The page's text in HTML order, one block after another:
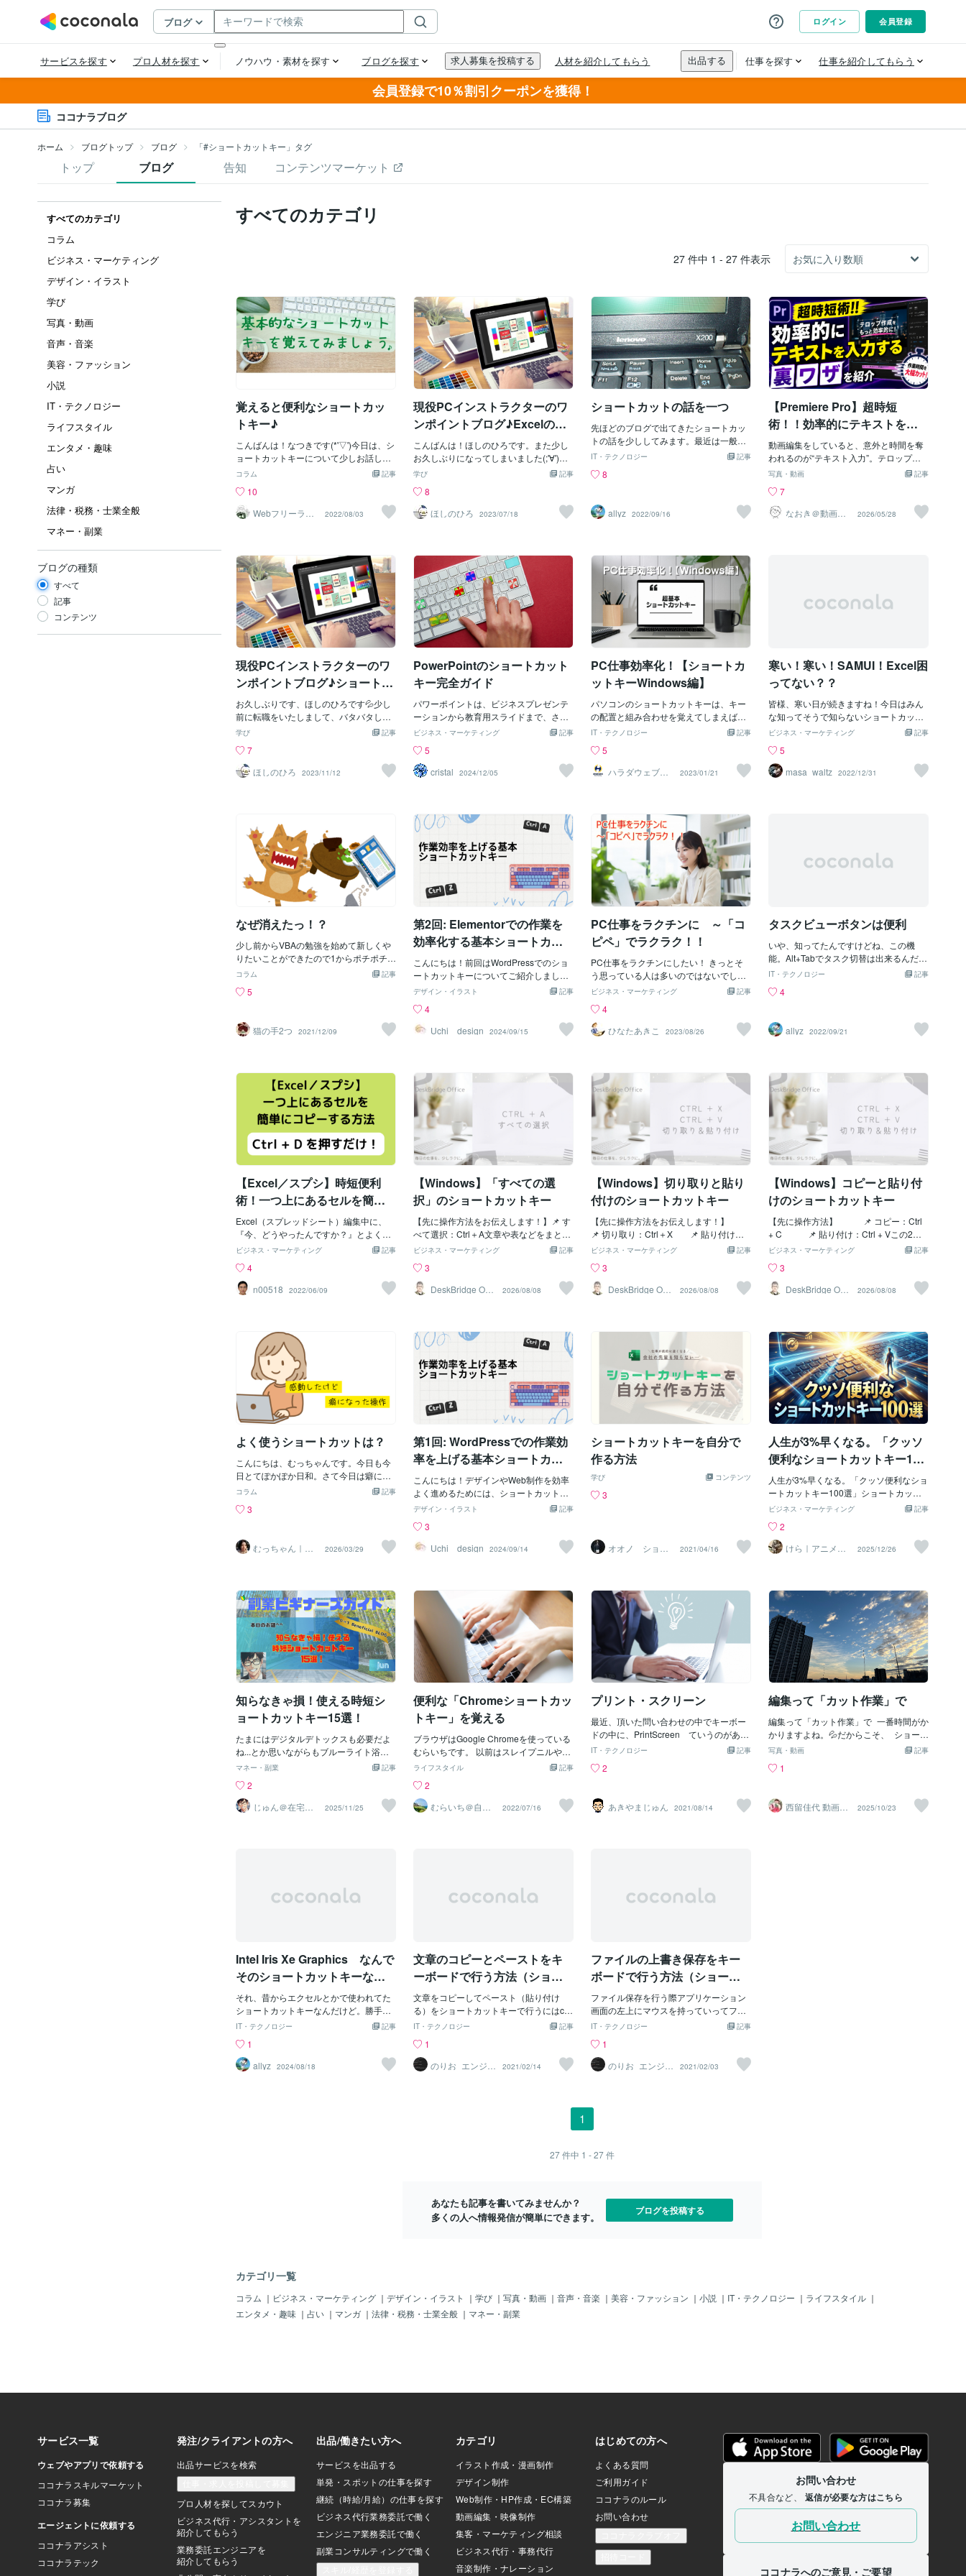
会員登録で10％割引クーポンを獲得！
ココナラブログ
ホーム ブログトップ ブログ 「#ショートカットキー」タグ
トップ ブログ 告知 コンテンツマーケット
すべてのカテゴリ
コラム
ビジネス・マーケティング
デザイン・イラスト
学び
写真・動画
音声・音楽
美容・ファッション
小説
IT・テクノロジー
ライフスタイル
エンタメ・趣味
占い
マンガ
法律・税務・士業全般
マネー・副業
ブログの種類
すべて
記事
コンテンツ
すべてのカテゴリ
27 件中 1 - 27 件表示
覚えると便利なショートカッ
トキー♪
こんばんは！なつきです(*'▽')今日は、シ
ョートカットキーについて少しお話しさ
せてください♪ショートカットキーと言
らっしゃると思います。ショートカット
キーを簡単に説明すると、”キーボード上
にあるボタンを複数組み合わせて入力す
りたくさん種類があるので、私が実際に
よく使用しているものを集めました♪※Ctr
lキーは、だいたいキーボードの左下あた
りにあるかと思います！Windowsユーザ
ー）コピー：Ctrlキー+C貼り付け：Ctrl+
V切り取り：Ctrl+Ｘ1個前の操作に戻りた
い：Ctrl+Ｚ上書き保存：Ctrl+Ｓ印刷：Ct
rl+Ｐ※Macユーザーの方は、CtrlをCmdキ
ーへ置き換えてみてください。この辺り
は、よく使う基本的なショートカットキ
ーですね☆あなたも覚えて実際に使って
みてください♪仕事の効率があがります
よ(*'▽')
記事
コラム
10
Webフリーラン
スママ｡oＯo｡な
2022/08/03
現役PCインストラクターのワ
ンポイントブログ♪Excelの罫
線をショートカットキーで簡
単に
こんばんは！ほしのひろです。また少し
お久しぶりになってしまいました(;'∀')暑
すぎて、少し熱中症気味になっておりま
ださいね。今回は、Excelで簡単に罫線を
引く方法について。Excelで罫線を引くと
きは、「ホーム」タブから「罫線」ボタ
くのもショートカットキーで簡単に出来
るんです。「ショートカットキー」と
は、通常なら上記のように手順を踏んで
設定する操作を、マウスを使わずにいく
つかのキーを押すだけで出来てしまうと
いうもの。Office系のソフトには多くのシ
ョートカットキーがありますが、その中
でもExcelには仕事で使えるショートカッ
トキーが多いのです。例えば、このよう
な表に外枠の罫線を引きます。罫線を引
きたい個所を選択します。そして、Altキ
ー → H → B → S のキーを順
番に押すと・・・。外枠の罫線を引くこ
とが出来ました。格子の罫線を引くとき
→ H → B → A のキーを順番に
押します。太枠の罫線を引くときは、Alt
キー → H → B → T のキーを
択し、ctrlキー＋shiftキー＋「_（アンダ
ーバー）」のキーを同時に押すと削除で
きますよ。その他、罫線のダイアログボ
ックスを表示したいときは、Altキー →
H → B → M のキーを順番に押
すと表示されます。Excelの罫線を引く作
業は小さな表ならまだ楽ですが、大きな
表になってくるとそれなりに手間
記事
学び
8
ほしのひろ
2023/07/18
ショートカットの話を一つ
先ほどのブログで出てきたショートカッ
トの話を少ししてみます。最近は一般的
なのか廃れてしまったのか分かりません
p、PageDownのかたまりはショートカ
はInsert、Deleteの方は使わないし意味を
覚えていないのでこの2つは飛ばしますが
・・・ 画面のボトムに移動Ctrl+PageU
p ・・・タブの順方向移動Ctrl+PageDow
n ・・・タブの逆方向移動で使えます。
これらはだいたいどんなアプリでも意味
を持ってて使えます。例えばタブのある
ブラウザ。タブを一杯開いているとこの
下2つのショートカットでタブの行き来が
出来ます。エクセルでシートが複数枚あ
るものでも上記のタブと同様にシートの
行き来が出来ます。ようするに「タブ」
のような見た目にはほぼ使えるかと思い
ます。（たまに設定のタブみたいなのは
動かないのでその場合はCtrl+Tabで）ま
た上2つのショートカットは文字通りトッ
プとボトムに行く事が出来ます。ブラウ
ザなどはページのトップとボトムに。エ
クセルシートの場合は特殊でトップはA1
セルですがボトムは入力した一番右下に
記事
IT・テクノロジー
8
allyz 2022/09/16
【Premiere Pro】超時短
術！！効率的にテキストを入
力する裏ワザを紹介！
動画編集をしていると、意外と時間を奪
われるのが“テキスト入力”。テロップを1
つずつ打ち込んで、フォントを変えて、
作業、積み重なるとかなりの時間になり
ます。特にリール動画やTikTok、YouTub
eショートのような短尺動画では、「テキ
フォントやサイズを設定していません
か？実はPremiere Proでは、一度作った
フィックス」を開く4.スタイルを作成こ
れだけで、次回以降ワンクリックで同じ
デザインを使えます。特にショート動画
を量産する人は、この機能だけでもかな
り時短になります。コピペより“Altドラッ
グ”が速い同じデザインのテキストを複製
ていませんか？実は、Windows → AltMa
c → Optionを押しながらドラッグする
と、一瞬で複製できます。地味ですが、
できるため、わざわざ画面上のテキスト
を選択し直す必要がありません。大量の
記事
写真・動画
7
なおき＠動画編
集
2026/05/28
現役PCインストラクターのワ
ンポイントブログ♪ショートカ
ットキーはせめてこの５つを
覚えよう
お久しぶりです、ほしのひろです💦少し
前に転職をいたしまして、バタバタして
おりました！少し落ち着いてきたので、
もあるので、今回は仕事に役立つお話に
します。仕事でパソコンを使う上で大事
なのが、効率よく、しかも正確にこなす
開く」ボタンをクリックしたり「コピ
ー」ボタンをクリックしたりとマウスを
使った操作が多いのですが、それをキー
ボードの決まったキーを押すことで素早
く操作できるというもの。「ショートカ
ット」とは英語で「近道」という意味が
あり、「目的の操作を少しでも早く行え
る」ということですね。ショートカット
トキーに慣れていない初心者の方はこの5
つを覚えていただくと良いと思いま
す。・Ctrlキー＋Sキー → 上書き保
存・Ctrlキー＋Cキー → コピー・Ctrl
＋Pキー → 印刷わざわざマウスに持
ち替えて、ボタンの位置を探しながらク
が何よりのメリット。どれもよく使う機
能ばかりなので、まずはこの5つから覚え
て、徐々に色んなショートカットキーを
覚えると良いと思いますよ♪それでは、
今日も最後まで読んでいただき有難うご
ざいました！
記事
学び
7
ほしのひろ
2023/11/12
PowerPointのショートカット
キー完全ガイド
パワーポイントは、ビジネスプレゼンテ
ーションから教育用スライドまで、さま
ざまな場面で利用されています。作業を
トキーを使いこなすことが非常に重要で
す。この記事では、パワーポイントの便
利なショートカットキーを紹介します。
い。パワーポイントの基本操作ショート
カット スライド操作ショートカット テキ
スト編集ショートカット 図形とオブジェ
クト操作ショートカット スライドショー
中のショートカット 終わりにパワーポイ
ントのショートカットキーを覚えること
で、作業効率が大幅に向上します。ぜ
ひ、この記事を参考にして日常の業務に
役立ててください。また、新しいショー
トカットキーを覚える際には、一度に全
てを覚えるのではなく、少しずつ慣れて
いくのがおすすめです。パワーポイント
をより効果的に活用しましょう！
記事
ビジネス・マーケティング
5
cristal
2024/12/05
PC仕事効率化！【ショートカ
ットキーWindows編】
パソコンのショートカットキーは、キー
の配置と組み合わせを覚えてしまえば、
マウスを使わずに効率よく業務が出来る
るかどうかは、エクセルやワードなどの
パソコン業務の効率や仕事の速さに直結
します。意識して使うことで「マウス」
【Windows編】としてパソコン業務の効
率化につながる「ショートカットキー」
について、超基本を厳選してご紹介しま
す。 ◆Windows11から追加されたショー
トカットキー ショートカットキーは他に
もたくさんの種類がありますが、今回は
知っていると便利な機能に厳選してご紹
介します。いくつか試していただいて、
お仕事に使えるものから覚えていくのは
いかがでしょうか。【仕事に役立つスキ
ル「タッチタイピング」についてはこち
ら】最後までご覧いただきありがとうご
ざいます。普段のPC業務やお仕事のお役
に立てれば幸いです。
記事
IT・テクノロジー
5
ハラダウェブプ
ランニング
2023/01/21
寒い！寒い！SAMUI！Excel困
ってない？？
皆様、寒い日が続きますね！今日はみん
な知ってそうで知らないショートカット
キー！！Ctrl＋Y知ってますか？Ctrl + Ｚ
と思いますが。Ctrl＋Y はCtrl + Ｚで戻っ
たものを元に戻します。ちなみに元に戻
すのは１００個までできるらしい。。。
記事
ビジネス・マーケティング
5
masa_waltz 2022/12/31
なぜ消えたっ！？
少し前からVBAの勉強を始めて新しくや
りたいことができたので1からポチポチコ
ードを書いていました前に作ったものを
だひたすら2時間弱。そろそろテストでき
場所を見つけて手直し。・・・あれ？ち
ゃうわ。CTRL+Z（やりなおし）×数
しょうけど２時間・・・コツコツ積み上
げてきたものが一瞬でパーです魂抜けそ
うでしたよ・・・一気にモチベーション
下がったのでここで気分転換ですは
ぁ・・・構想は頭にあるからまた地道に
ぽちぽちします（TT)がんばります
記事
コラム
5
猫の手2つ 2021/12/09
第2回: Elementorでの作業を
効率化する基本ショートカッ
トキー
こんにちは！前回はWordPressでのショ
ートカットキーについてご紹介しました
が、今回はElementorでの作業を効率化
をご紹介します。これらを使いこなせ
ば、Elementorでのデザイン作業がさら
ードに瞬時に切り替えます。 作業の切
り替えがスムーズに行えます。 • 保存
Ctrl + S (Windows) / Cmd + S (Mac) 編
集内容を即座に保存できます。 作業内
容が失われる心配がありません。 • プレ
ビュー Ctrl + P (Windows) / Cmd + P (M
ac) 作成したページのプレビューを表
示し、 実際の見え方を確認するのに便
利です。 要素の操作 • 要素の複製 Ctrl
+ D (Windows) / Cmd + D (Mac) 選択し
た要素を簡単に複製できます。 デザイ
ンの繰り返しが簡単に行えます。 • 要素
の削除 Delete または Backspace 不
要な要素をすぐに削除できます。迅速に
位置合わせ Ctrl + A (Windows) / Cmd +
A (Mac) 全ての要素を選択し、位置合
わせを行うことができます。 整然とし
trl + Shift + E (Windows) / Cmd + Shif
記事
デザイン・イラスト
4
Uchi design
2024/09/15
PC仕事をラクチンに ～「コ
ピペ」でラクラク！！
PC仕事をラクチンにしたい！ きっとそ
う思っている人は多いのではないでしょ
うか。 しかし周りを見ていると、せっか
いな～と感じることがよくあります。 今
回は入力作業でよく使う「コピー・ペー
スト」（以下『コピペ』と書きます）に
入力の手間が省けて時間も短縮できるの
で、ぜひ利用してみてください！ ◆右ク
リック不要！～「ショートカットキー」
を使いこなす コピーしたい文字を「右ク
リック―コピー」、貼り付けたい先で
「右クリック―貼り付け」は基本的な動
作です。1日に何度もこの動作をしている
人は多いのではないでしょうか。この作
業は「ショートカットキー」で少し楽に
することができます。 ・コピーしたい文
字を選択したら、キーボードの「Ctrl」と
「C」同時に押します。これだけで「コ
ピー」されます。 ・次に貼り付けたい場
所にカーソルを置き、キーボードの「Ctr
け」できました！ 2つのキーの同時押し
は面倒に感じるかもしれませんが、慣れ
るとかなり楽になります。 コピーする文
ドに手を伸ばしたりせずにキーボードの
中で済ませられるので、コピペが頻繁な
場合は特に便利に感じるでしょう。 ◆
「テキスト」「値」だけ貼り付けて作業
を減らす コピペは楽ですが、元のファイ
ルとコピー先のファイルのフォントや設
定が違う場合、貼り付け先でまたフォン
トやサイズを直す必要があり「結局入力
のほうが早いのでは？」と思う
記事
ビジネス・マーケティング
4
ひなたあきこ
2023/08/26
タスクビューボタンは便利
いや、知ってたんですけどね、この機
能。Alt+Tabでタスク切替は出来るんだけ
どね。この機能が追加されたのは最近だ
でコルタナさんと同じく見えないように
るからええやん、って思ってました。し
かし最近（昔から？）たまにタスクバー
の後ろ）。そんな時タスクビューボタン
で出てきます。ただ、最初に使った時に
気になったのがウィンドウの位置がズレ
たりしないかって事でした。ボタンを押
すと変なアニメーションがあるのでウィ
ンドウが元に戻らないようにならないか
心配でした。（今の所問題なし）思い出
したらボタンを再表示させていきます。
記事
IT・テクノロジー
4
allyz 2022/09/21
【Excel／スプシ】時短便利
術！一つ上にあるセルを簡単
にコピーする方法
Excel（スプレッドシート）編集中に、
『今、どうやったんですか？』とよく聞
かれるショートカットキーを紹介しま
行をコピーして、最下行に新しくデータ
を1行追加するような状況はよくあると思
います。『Ctrl + C → Ctrl + V』 で、普
択している一つ上のセルをコピーする方
法です。類似で、『Ctrl + R』で選択して
いる左隣のセルをコピーする方法もあり
ます。 かなり頻繁に使うので知ってると
便利です！良かったらGood♥ボタンを押
して頂けると嬉しいです！
記事
ビジネス・マーケティング
4
n00518
2022/06/09
【Windows】「すべての選
択」のショートカットキー
【先に操作方法をお伝えします！】📌 す
べて選択：Ctrl＋A文章や表などをまとめ
て選択したいときに使えるショートカッ
か？】WordやExcelを使っていて、「文
章全体をまとめてコピーしたい」「表全
体を別の場所へ移したい」「一つひとつ
が、「すべて選択」です。マウスを使っ
て範囲を選ぶこともできますが、Ctrl＋A
を使えば、文章や表などをまとめて選択
できます。【操作方法】Ctrl + A → すべ
ての選択のキーボード（Word）① 選択
したい文章や表の中をクリックします。
② Ctrlキーを押したまま、Aキーを押しま
す。これで、文章や表などをまとめて選
択できます。【Excelでは選択するセルに
よって範囲が変わります】Excelでは、Ct
rl＋Aを押す前に選択しているセルによっ
て、選択される範囲が変わります。Ctrl +
A → すべての選択のキーボード（Exce
l）① 表の外側にある空白セルを選択して
ート全体が選択されます。② 表の内側に
あるセルを選択している場合「Ctrl＋A」
を押すと、そのセルを含む表全体が選択
択されます。【「すべて選択」を使って
コピーする】Ctrl＋Aで文章や表を選択し
たあとは、以前ご紹介したCtrl＋Cを使っ
てコピーできます。① コピーしたい文章
や表の中をクリックします。② Ctrl＋Aを
押して、文章や表を選択します。③ Ctrl
＋Cを押し
記事
ビジネス・マーケティング
3
DeskBridge Offic
2026/08/08
【Windows】切り取りと貼り
付けのショートカットキー
【先に操作方法をお伝えします！】
📌 切り取り：Ctrl＋X 📌 貼り付け：C
trl＋Vこの2つを覚えておくと、WordやE
【こんなことはありませんか？】Wordや
Excelを使っていて、「この文章は、ここ
ではなく別の場所だったな」「この表
のが、「切り取り」と「貼り付け」で
す。マウスを右クリックして「切り取
り」「貼り付け」を選ぶこともできます
が、キーボードだけでも同じ操作ができ
ます。【操作方法】Ctrl + X → 切り取り
のキーボード操作① 切り取りたい文字や
図形を選択します。② Ctrlキーを押した
まま、Xキーを押します。③ 貼り付けた
い場所へカーソルを移動します。④ Ctrl
キーを押したまま、Vキーを押します。
これで、切り取った内容が移動先に貼り
付けられます。【マウスとショートカッ
トキー、どちらがいい？】コピーのとき
やすいこともあります。文章を入力して
いる途中なら、キーボードから手を離さ
使いやすい方法を選びましょう。【Desk
Bridge Officeのひとこと】コピーと切り
取りの違いは、「複製」と「移動」の違
いです。コピーすると、元の文字や図形
を残したまま、同じ内容を別の場所に貼
り付けられます。切り取りでは、元の文
字や図形を別の場所へ移動できます。元
の内容を残したいときは「コピー」
記事
ビジネス・マーケティング
3
DeskBridge Offic
2026/08/08
【Windows】コピーと貼り付
けのショートカットキー
【先に操作方法】 📌 コピー：Ctrl
+ C 📌 貼り付け：Ctrl + Vこの2つ
だけ覚えておくと、WordやExcelでの作
はありませんか？】WordやExcelを使っ
ていて、「この文章をもう一度入力する
のは面倒だな」「この表を別の場所でも
ー」と「貼り付け」です。マウスを右ク
リックして「コピー」「貼り付け」を選
ぶこともできますが、キーボードだけで
も同じ操作ができます。【操作方法】①
コピーしたい文字や図形を選択します。
② Ctrlキーを押したまま「C」キーを押し
ます。③ 貼り付けたい場所へカーソルを
移動します。④ Ctrlキーを押したまま
「V」キーを押します。これでコピーし
た内容が貼り付けられます。【マウスと
ショートカットキー、どちらがいい？】
答えは、どちらでも大丈夫です。例え
ば、文書をスクロールしながら操作して
いるなら、右クリックの方が使いやすい
中なら、キーボードから手を離さずにシ
ョートカットキーを使う方がスムーズで
す。その時の状況に合わせて使い分ける
いるときは、割とショートカットキーを
使います。最初は少し面倒に感じるかも
しれませんが、毎日使っているうちに自
然と手が覚えます。一つひとつは数秒の
違いでも、積み重ねると作業はずいぶん
ラクになります。📌【今日のポイント】
今日覚えるのは、このショートカットだ
け。コピー：Ctrl＋C貼り付け：Ct
記事
ビジネス・マーケティング
3
DeskBridge Offic
2026/08/08
よく使うショートカットは？
こんにちは、むっちゃんです。今日も今
日とてぽかぽか日和。さて今日は癖にな
ったショートカット操作について。もう
ました。派遣先で一緒になった別の派遣
「Alt+Tab」これでマウスを使わずともペ
ージ遷移ができること。だがしかーし！
カットキーを紹介してくださるインフル
エンサーさんにも感謝感謝です！効率が
良くなることって良いですね！探求心が
止まりません。
記事
コラム
3
むっちゃん｜元
ホテリエ
2026/03/29
第1回: WordPressでの作業効
率を上げる基本ショートカッ
トキー
こんにちは！デザインやWeb制作を効率
よく進めるためには、ショートカットキ
ーの活用が鍵です。今回は、WordPress
なショートカットキーをご紹介します。
これらのショートカットを覚えれば、
日々の作業がぐっと楽になりますよ！ 投
集中の投稿をすぐに保存できます。うっ
かり作業内容を失う心配がなくなります
ね。 • プレビュー Ctrl + P (Windows) /
Cmd + P (Mac) 編集した内容を確認す
るために、プレビュー画面を開きます。
仕上がりをチェックするのに便利です。 •
公開: Alt + Shift + P (Windows) / Option
+ Shift + P (Mac) 投稿をすぐに公開し
たいときに便利なショートカットです。
作業が完了したらこのショートカットで
一気に公開できます。 ダッシュボードで
のショートカット • ダッシュボードに戻
る Alt + Shift + D (Windows) / Option +
Shift + D (Mac) ダッシュボードに一発
くサイト全体の管理ができます。 • 投稿
一覧 Alt + Shift + P (Windows) / Option
+ Shift + P (Mac) 投稿一覧ページにす
記事
デザイン・イラスト
3
Uchi design
2024/09/14
ショートカットキーを自分で
作る方法
コンテンツ
学び
3
オオノ ショウ
ヘイ
2021/04/16
人生が3%早くなる。「クッソ
便利なショートカットキー100
選」
人生が3%早くなる。「クッソ便利なショ
ートカットキー100選」ショートカット
キーって、地味だ。でもね、地味なもの
ら。例えば、マウスに手を伸ばす0.8秒。
タブを探す1.2秒。コピーして貼る2秒。
これが1日200回起きると、あなたは 今日
やめる日。指だけで世界を動かす、クッ
ソ便利なショートカット100選いきま
す。※Windows / Mac両対応（Win / Ma
c）表記。覚えやすい順に置いた。1) ま
ずは全人類必須の「共通10」コピー：Ctr
l+C / ⌘C貼り付け：Ctrl+V / ⌘V切り取
り：Ctrl+X / ⌘X元に戻す：Ctrl+Z / ⌘Zや
り直し：Ctrl+Y / ⌘⇧Z全選択：Ctrl+A / ⌘
A検索：Ctrl+F / ⌘F保存：Ctrl+S / ⌘S新
ラウザが速くなる「タブ神技20」新しい
タブ：Ctrl+T / ⌘Tタブ閉じる：Ctrl+W /
⌘W閉じたタブ復活：Ctrl+Shift+T / ⌘⇧T
次のタブ：Ctrl+Tab / ⌘⌥→（環境で⌘⇧]
ドウ：Ctrl+N / ⌘Nシークレット：Ctrl+S
hift+N / ⌘⇧Nページ内検索：Ctrl+F / ⌘F
記事
ビジネス・マーケティング
2
けら｜アニメ・
MV・IT・経営一
2025/12/26
知らなきゃ損！使える時短シ
ョートカットキー15選！
たまにはデジタルデトックスも必要だよ
ね...とか思いながらもブルーライト浴び
まくりの日々。皆さんいかがお過ごしで
（笑）「マウスでポチポチ操作するのめ
んどくさい。。。」 って思ったことな
い？実は、ショートカットキーを使え
何？あらためましてショートカットキー
とは、キーボードだけで操作できる便利
c：［Command + ○］基本的にWindows
のCtrlがMacはCommandに置き換わるだ
けです。 【基本編】絶対覚えるべき５つ
まずは、これだけは絶対覚えてほしいや
つ。 1. Ctrl + C（コピー）選択した文字
や画像をコピー。 使い方：コピーしたい
了！2. Ctrl + V（貼り付け）コピーした内
容を貼り付け。 コンボで使う：Ctrl + C
でコピー → Ctrl + Vで貼り付け。これだ
記事
マネー・副業
2
じゅん＠在宅副
業の先生
2025/11/25
便利な「Chromeショートカッ
トキー」を覚える
ブラウザはGoogle Chromeを使っている
むらいちです。 以前はスレイプニルやフ
ァイヤーフォックスを使っていました
テーマは「便利な「Chromeショートカ
ットキー」を覚える」です。 PCで普段
作業をするのであれば 「便利なChrome
trl＋D ⇒ ブックマーク Ctrl＋Tab ⇒
タブ変更 Ctrl＋W ⇒ タブを閉じる
ツールの切り替え F2 ⇒ 選択ファイル
の名前変更 F5 ⇒ タブの更新 F7 ⇒
入力した文字を全てカタカナ変更 など
は覚えておいて損はないかと思います。
私も毎回使うわけではありませんが、手
が疲れている時などは使うようにしてい
利な「ショートカットキー」を覚える」
でした。 短いですが以上です。またお願
いいたします！ －－－－－－－－－－－
記事
ライフスタイル
2
むらいち＠自己
啓発ライター
2022/07/16
プリント・スクリーン
最近、頂いた問い合わせの中でキーボー
ドの中に、PrintScreen ていうのがある
のですがこれ、何ですか？ 押しても何
ありました。あ、確かに。使ったことあ
まだ、「このキー何？押しても何も起こ
らないけど」と思う方がいらっしゃるみ
画しておくと便利だなあと思いました。
記事
IT・テクノロジー
2
あきやまじゅん 2021/08/14
編集って「カット作業」で
編集って「カット作業」で 一番時間がか
かりますよね。💦だからこそ、 ショート
カット設定を見直すだけで 編集スピード
ットを「W」 ↩️ 前方カットを「Q」 ↪️
ーを “近くに並べる”だけで手の動きがス
ムーズになります。✨ 慣れてくると マ
記事
写真・動画
1
西留佳代 動画編
集部
2025/10/23
Intel Iris Xe Graphics なんで
そのショートカットキーなん
だ？
それ、昔からエクセルとかで使われてた
ショートカットキーなんだけど。勝手に
ショートカットオンにするなよ。他のア
と上書きするなよ。
記事
IT・テクノロジー
1
allyz 2024/08/18
文章のコピーとペーストをキ
ーボードで行う方法（ショー
トカットキーを使う方法）
文章をコピーしてペースト（貼り付け
る）をショートカットキーで行うにはctrl
+ c で文章をコピーしてctrl + v で文章を
この操作で簡単にコピーしてペースト
（貼り付け）ができます。慣れてくると
作業時間が大幅に削減されるはずです是
記事
IT・テクノロジー
1
のりお_エンジニ
ア
2021/02/14
ファイルの上書き保存をキー
ボードで行う方法（ショート
カットキーを使う方法）
ファイル保存を行う際アプリケーション
画面の左上にマウスを持っていってファ
イル -&gt; 保存とクリックすれば上書き保
作ではなくキーボード操作で行うことが
できます。Ctrl を押しながら s を押しま
す。（これを「Ctrl + s」と表現します）
かをキーボード操作で行う方法を探すと
いいです。例えば、上書き保存方法を知
記事
IT・テクノロジー
1
のりお_エンジニ
ア
2021/02/03
1
27件中 1 - 27件
あなたも記事を書いてみませんか？
多くの人へ情報発信が簡単にできます。
ブログを投稿する
カテゴリ一覧
コラム ｜ ビジネス・マーケティング ｜ デザイン・イラスト ｜ 学び ｜ 写真・動画 ｜ 音声・音楽 ｜ 美容・ファッション ｜ 小説 ｜ IT・テクノロジー ｜ ライフスタイル ｜
エンタメ・趣味 ｜ 占い ｜ マンガ ｜ 法律・税務・士業全般 ｜ マネー・副業